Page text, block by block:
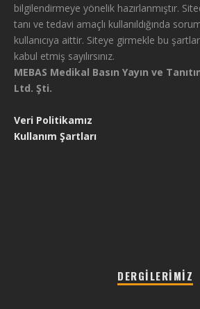
bilgilendirmeye yönelik hazırlanmıştır.
tanı ve tedavi amaçlı kullanıldığında
kullanıcıya aittir. Siteye girmekle bu
kabul etmiş sayılırsınız.
MEBAS Medikal Basın Yayın ve
Ltd. Şti.
Veri Politikamız
Kullanım Şartları
DERGILERIMIZ